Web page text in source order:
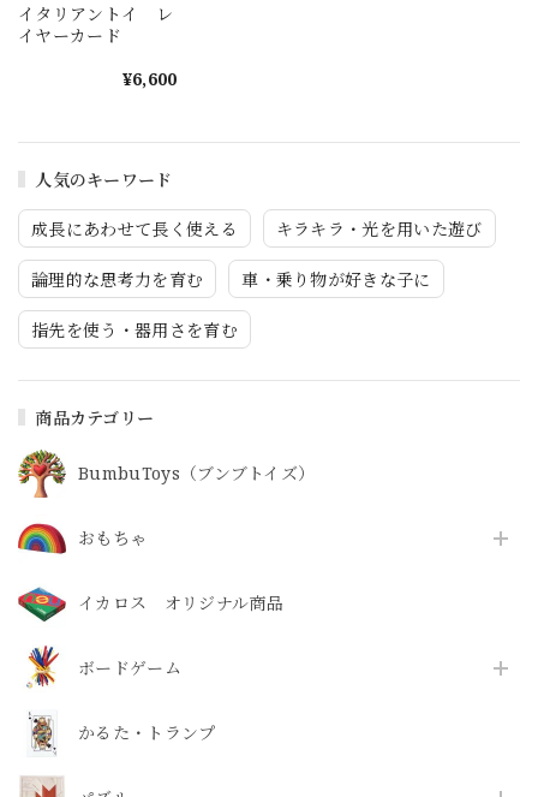
人気のキーワード
成長にあわせて長く使える キラキラ・光を用いた遊び
論理的な思考力を育む 車・乗り物が好きな子に
指先を使う・器用さを育む
商品カテゴリー
BumbuToys（ブンブトイズ）
おもちゃ
イカロス オリジナル商品
ボードゲーム
かるた・トランプ
イタリアントイ レ
イヤーカード
¥6,600